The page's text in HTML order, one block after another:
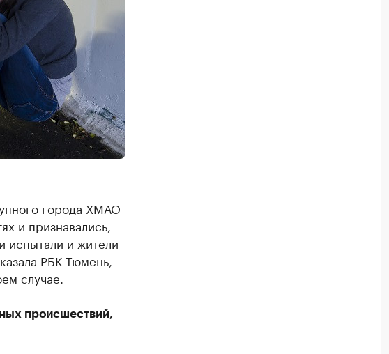
города ХМАО
и признавались,
испытали и жители
РБК Тюмень,
случае.
происшествий,